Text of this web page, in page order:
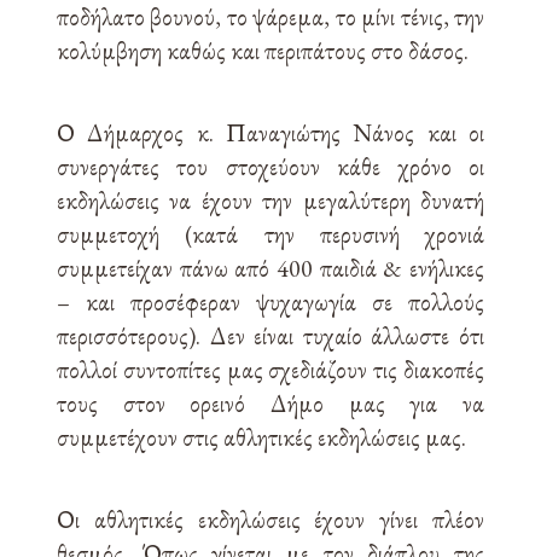
ποδήλατο βουνού, το ψάρεμα, το μίνι τένις, την
κολύμβηση καθώς και περιπάτους στο δάσος.
Ο Δήμαρχος κ. Παναγιώτης Νάνος και οι
συνεργάτες του στοχεύουν κάθε χρόνο οι
εκδηλώσεις να έχουν την μεγαλύτερη δυνατή
συμμετοχή (κατά την περυσινή χρονιά
συμμετείχαν πάνω από 400 παιδιά & ενήλικες
– και προσέφεραν ψυχαγωγία σε πολλούς
περισσότερους). Δεν είναι τυχαίο άλλωστε ότι
πολλοί συντοπίτες μας σχεδιάζουν τις διακοπές
τους στον ορεινό Δήμο μας για να
συμμετέχουν στις αθλητικές εκδηλώσεις μας.
Οι αθλητικές εκδηλώσεις έχουν γίνει πλέον